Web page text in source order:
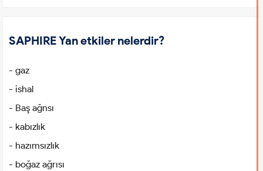
SAPHIRE Yan etkiler nelerdir?
- gaz
- ishal
- Baş ağnsı
- kabızlık
- hazımsızlık
- boğaz ağrısı